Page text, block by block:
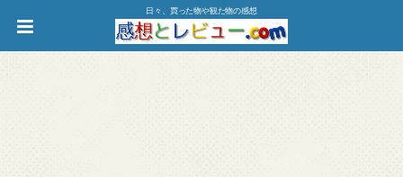
日々、買った物や観た物の感想